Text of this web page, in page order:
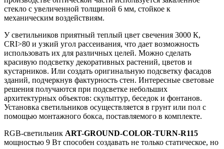
стекло с увеличенной толщиной 6 мм, стойкое к
механическим воздействиям.
У светильников приятный теплый цвет свечения 3000 К,
CRI>80 и узкий угол рассеивания, что дает возможность
использовать их для различных целей. Можно сделать
красивую подсветку декоративных растений, цветов и
кустарников. Или создать оригинальную подсветку фасадов
зданий, подчеркнув фактурность стен. Интересные световые
решения получаются при подсветке небольших
архитектурных объектов: скульптур, беседок и фонтанов.
Установка светильников осуществляется в грунт или пол с
помощью монтажного бокса, поставляемого в комплекте.
RGB-светильник ART-GROUND-COLOR-TURN-R115
мощностью 9 Вт способен создавать не только статическое, но